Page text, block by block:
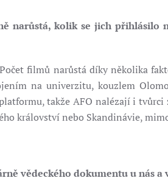
narůstá, kolik se jich
filmů narůstá díky několika
na univerzitu, kouzlem
takže AFO nalézají i
království nebo Skandinávie,
vědeckého dokumentu u nás a